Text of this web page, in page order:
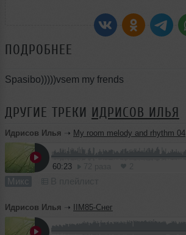
ПОДРОБНЕЕ
Spasibo)))))vsem my frends
ДРУГИЕ ТРЕКИ ИДРИСОВ ИЛЬЯ
Идрисов Илья ➝ My room melody and rhythm 04
60:23
Микс
Идрисов Илья ➝ IIM85-Снег